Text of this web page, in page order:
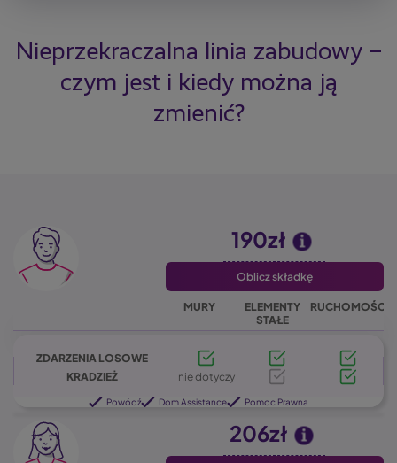
Nieprzekraczalna linia zabudowy –
czym jest i kiedy można ją
zmienić?
MURY
ELEMENTY
STAŁE
RUCHOMOŚCI
ZDARZENIA LOSOWE
KRADZIEŻ
nie dotyczy
Powódź Dom Assistance Pomoc Prawna
190zł
Oblicz składkę
206zł